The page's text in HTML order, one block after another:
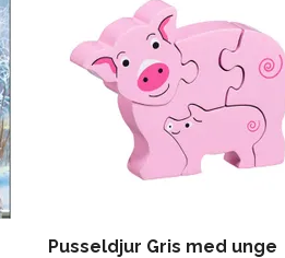
Pusseldjur Gris med unge